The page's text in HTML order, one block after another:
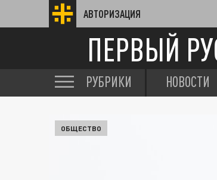
АВТОРИЗАЦИЯ
ПЕРВЫЙ
РУБРИКИ НОВОСТИ
ОБЩЕСТВО